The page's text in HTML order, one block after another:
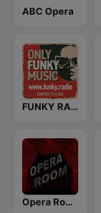
ABC Opera
FUNKY RADIO (USA)
Opera Room